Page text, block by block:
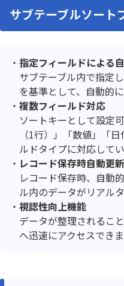
サブテーブルソート
指定フィールドによる
サブテーブル内で指定
を基準として、自動的
複数フィールド対応
ソートキーとして設定
（1行）」「数値」「
ルドタイプに対応してい
レコード保存時自動更新
レコード保存時、自動
ル内のデータがリアル
視認性向上機能
データが整理されるこ
へ迅速にアクセスできま